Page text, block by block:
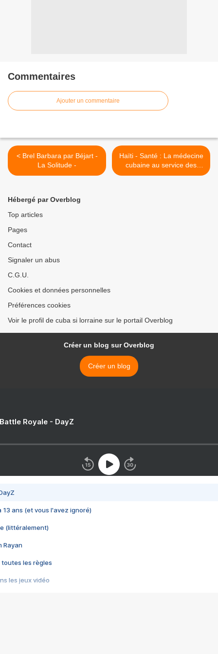
Commentaires
Ajouter un commentaire
< Brel Barbara par Béjart -
La Solitude -
Haïti - Santé : La médecine
cubaine au service des
haïtiens >
Hébergé par Overblog
Top articles
Pages
Contact
Signaler un abus
C.G.U.
Cookies et données personnelles
Préférences cookies
Voir le profil de cuba si lorraine sur le portail Overblog
Créer un blog sur Overblog
Créer un blog
Royale - DayZ
13 ans (et vous l'avez ignoré)
(littéralement)
Rayan
toutes les règles
les jeux vidéo